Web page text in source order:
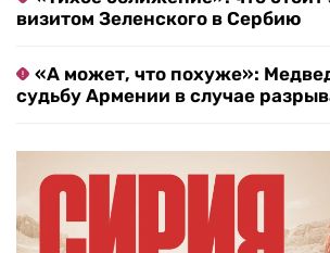
визитом Зеленского в Сербию
«А может, что похуже»:
судьбу Армении в случае